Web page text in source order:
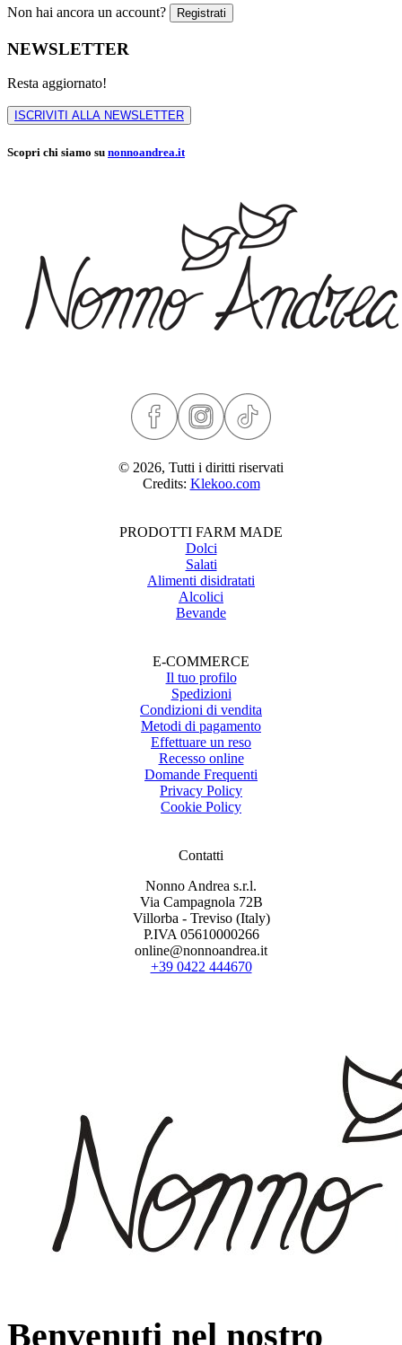
Non hai ancora un account?
NEWSLETTER
Resta aggiornato!
ISCRIVITI ALLA NEWSLETTER
Scopri chi siamo su nonnoandrea.it
© 2026, Tutti i diritti riservati
Credits: Klekoo.com
PRODOTTI FARM MADE
Dolci
Salati
Alimenti disidratati
Alcolici
Bevande
E-COMMERCE
Il tuo profilo
Spedizioni
Condizioni di vendita
Metodi di pagamento
Effettuare un reso
Recesso online
Domande Frequenti
Privacy Policy
Cookie Policy
Contatti
Nonno Andrea s.r.l.
Via Campagnola 72B
Villorba - Treviso (Italy)
P.IVA 05610000266
online@nonnoandrea.it
+39 0422 444670
Benvenuti nel nostro